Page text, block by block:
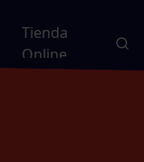
Tienda
Online